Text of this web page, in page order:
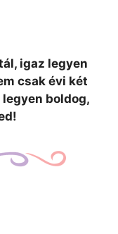
igaz legyen
csak évi két
legyen boldog,